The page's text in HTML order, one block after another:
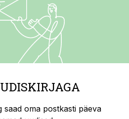
saad oma postkasti päeva